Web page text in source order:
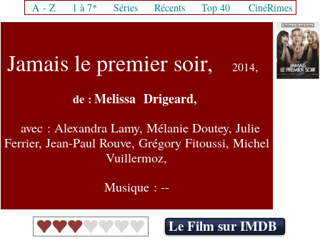
A - Z 1 à 7* Séries Récents Top 40 CinéRimes
Jamais le premier soir, 2014,
de : Melissa Drigeard,
avec :Alexandra Lamy, Mélanie Doutey, Julie
Ferrier, Jean-Paul Rouve, Grégory Fitoussi, Michel
Vuillermoz,
Musique : --
Le Film sur IMDB